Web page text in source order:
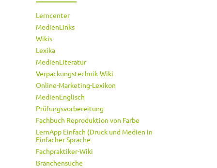
Lerncenter
MedienLinks
Wikis
Lexika
MedienLiteratur
Verpackungstechnik-Wiki
Online-Marketing-Lexikon
MedienEnglisch
Prüfungsvorbereitung
Fachbuch Reproduktion von Farbe
LernApp Einfach (Druck und Medien in
Einfacher Sprache
Fachpraktiker-Wiki
Branchensuche